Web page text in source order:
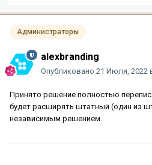
Администраторы
alexbranding
Опубликовано 21 Июля, 2022
Принято решение полностью
будет расширять штатный (один из
независимым решением.